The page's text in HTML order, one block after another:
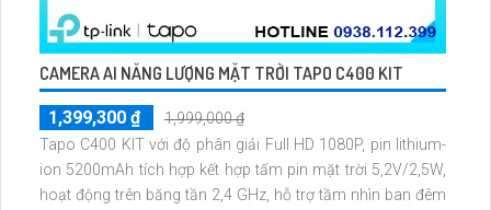
CAMERA AI NĂNG LƯỢNG MẶT TRỜI TAPO C400 KIT
1,399,300 ₫
1,999,000 ₫
Tapo C400 KIT với độ phân giải Full HD 1080P, pin lithium-
ion 5200mAh tích hợp kết hợp tấm pin mặt trời 5,2V/2,5W,
hoạt động trên băng tần 2,4 GHz, hỗ trợ tầm nhìn ban đêm